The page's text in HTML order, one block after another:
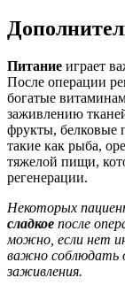
Питание играет
После операции
богатые
заживлению
фрукты, белковые
такие как рыба,
тяжелой пищи,
регенерации.
Некоторых
сладкое после
можно, если нет
важно соблюдать
заживления.